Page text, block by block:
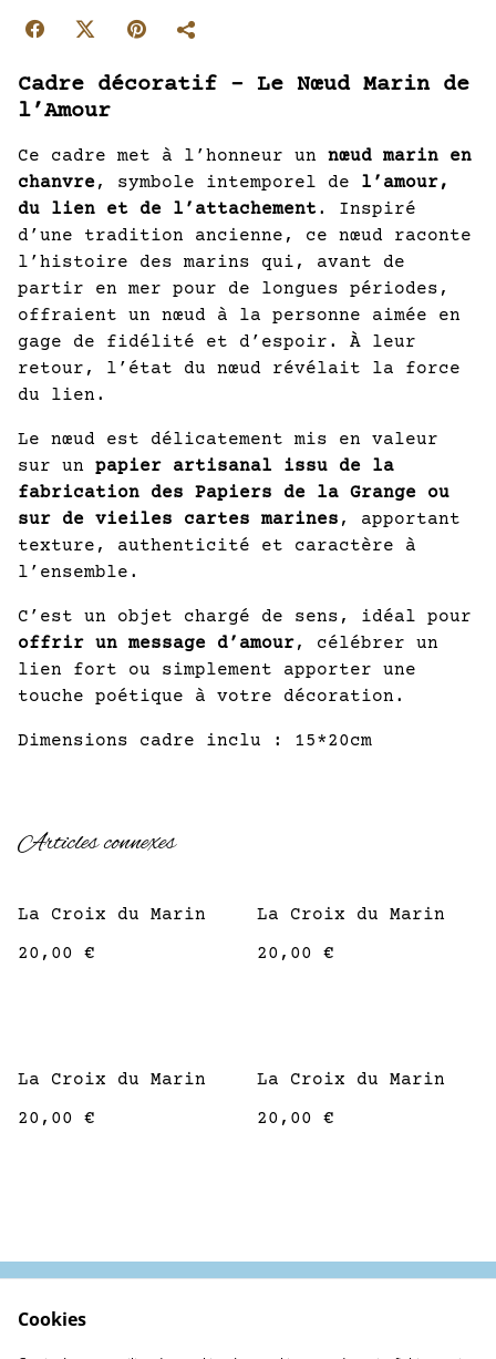
Cadre décoratif – Le Nœud Marin de
l’Amour
Ce cadre met à l’honneur un nœud marin en
chanvre, symbole intemporel de l’amour,
du lien et de l’attachement. Inspiré
d’une tradition ancienne, ce nœud raconte
l’histoire des marins qui, avant de
partir en mer pour de longues périodes,
offraient un nœud à la personne aimée en
gage de fidélité et d’espoir. À leur
retour, l’état du nœud révélait la force
du lien.
Le nœud est délicatement mis en valeur
sur un papier artisanal issu de la
fabrication des Papiers de la Grange ou
sur de vieiles cartes marines , apportant
texture, authenticité et caractère à
l’ensemble.
C’est un objet chargé de sens, idéal pour
offrir un message d’amour, célébrer un
lien fort ou simplement apporter une
touche poétique à votre décoration.
Dimensions cadre inclu : 15*20cm
Articles connexes
La Croix du Marin
20,00 €
La Croix du Marin
20,00 €
La Croix du Marin
20,00 €
La Croix du Marin
20,00 €
Contactez-nous
Cookies